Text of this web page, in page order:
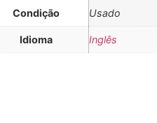
Condição Usado
Idioma Inglês